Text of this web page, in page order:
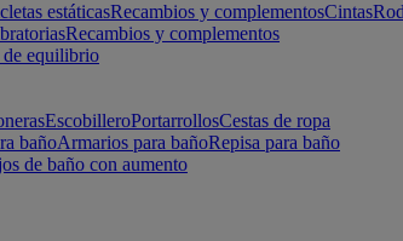
estáticasRecambios y complementosCintas
Recambios y complementos
de equilibrio
EscobilleroPortarrollosCestas de ropa
bañoArmarios para bañoRepisa para baño
de baño con aumento